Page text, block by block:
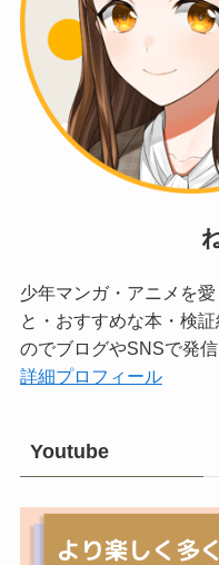
少年マンガ・アニメを
と・おすすめな本・検
のでブログやSNSで発信
詳細プロフィール
Youtube